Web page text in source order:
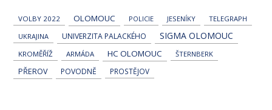
VOLBY 2022 OLOMOUC POLICIE JESENÍKY
TELEGRAPH
UKRAJINA
UNIVERZITA PALACKÉHO SIGMA OLOMOUC
KROMĚŘÍŽ ARMÁDA HC OLOMOUC ŠTERNBERK
PŘEROV POVODNĚ PROSTĚJOV